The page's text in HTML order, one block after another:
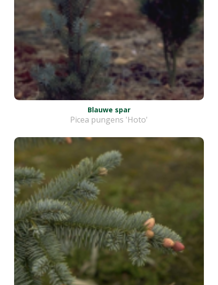
Blauwe spar
Picea pungens 'Hoto'